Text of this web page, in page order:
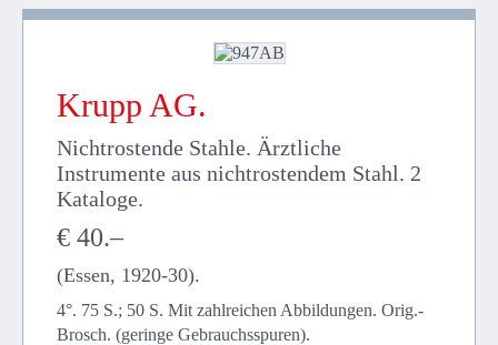
Krupp AG.
Nichtrostende Stahle. Ärztliche
Instrumente aus nichtrostendem Stahl. 2
Kataloge.
€ 40.–
(Essen, 1920-30).
4°. 75 S.; 50 S. Mit zahlreichen Abbildungen. Orig.-
Brosch. (geringe Gebrauchsspuren).